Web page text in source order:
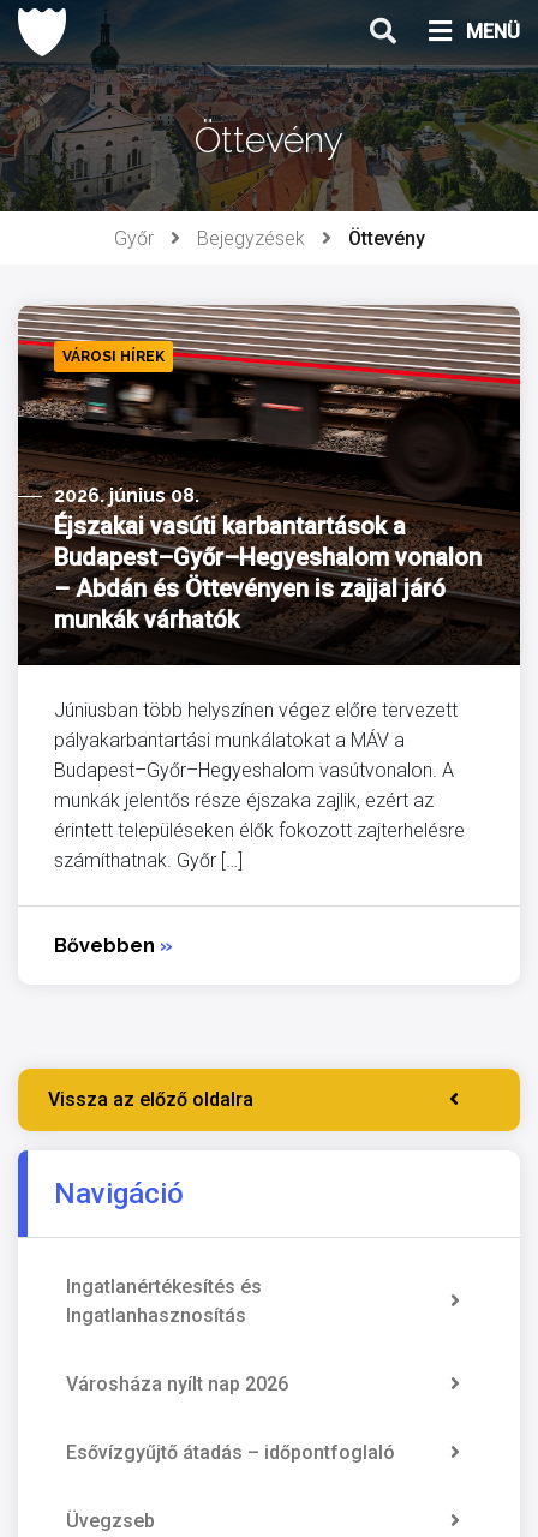
Ugrás
tartalomhoz
MENÜ
Öttevény
Győr Bejegyzések Öttevény
VÁROSI HÍREK
2026. június 08.
Éjszakai vasúti karbantartások a
Budapest–Győr–Hegyeshalom vonalon
– Abdán és Öttevényen is zajjal járó
munkák várhatók
Júniusban több helyszínen végez előre tervezett
pályakarbantartási munkálatokat a MÁV a
Budapest–Győr–Hegyeshalom vasútvonalon. A
munkák jelentős része éjszaka zajlik, ezért az
érintett településeken élők fokozott zajterhelésre
számíthatnak. Győr […]
Bővebben »
Vissza az előző oldalra
Navigáció
Ingatlanértékesítés és
Ingatlanhasznosítás
Városháza nyílt nap 2026
Esővízgyűjtő átadás – időpontfoglaló
Üvegzseb